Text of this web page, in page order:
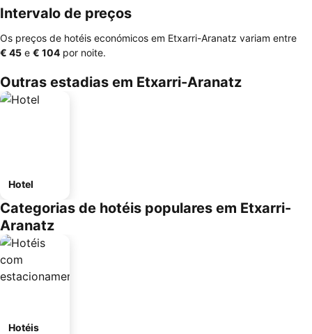
Intervalo de preços
Os preços de hotéis económicos em Etxarri-Aranatz variam entre
‎€ 45 e ‎€ 104 por noite.
Outras estadias em Etxarri-Aranatz
Hotel
Categorias de hotéis populares em Etxarri-
Aranatz
Hotéis